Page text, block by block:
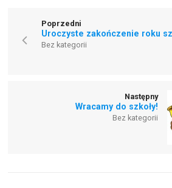
Poprzedni
Uroczyste zakończenie roku
Bez kategorii
Następny
Wracamy do szkoły!
Bez kategorii